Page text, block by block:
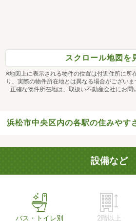
スクロール地図を
※地図上に表示される物件の位置は付近住所に所
り、実際の物件所在地とは異なる場合がございま
正確な物件所在地は、取扱い不動産会社にお問
浜松市中央区内の各駅の住みやす
設備など
バス・トイレ別 2階以上